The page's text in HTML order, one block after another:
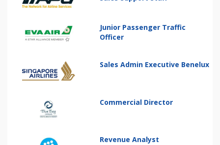
Junior Passenger Traffic
Officer
Sales Admin Executive Benelux
Commercial Director
Revenue Analyst